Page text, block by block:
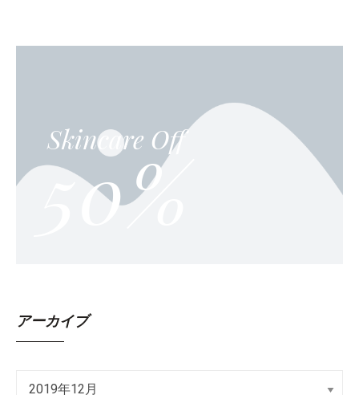
Skincare Off
50%
アーカイブ